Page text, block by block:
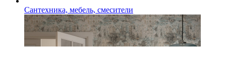
Сантехника, мебель, смесители